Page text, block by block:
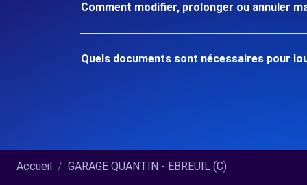
Comment modifier, prolonger ou annuler
Quels documents sont nécessaires pour
Accueil GARAGE QUANTIN - EBREUIL (C)